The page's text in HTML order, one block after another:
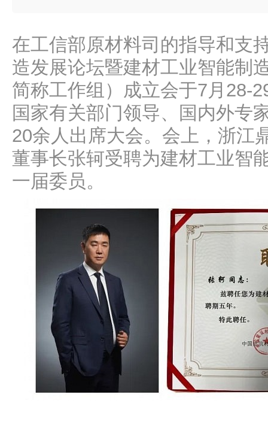
在工信部原材料司的指导和支
造发展论坛暨建材工业智能制
简称工作组）成立会于7月28-
国家有关部门领导、国内外专
20余人出席大会。会上，浙江
董事长张轲受聘为建材工业智
一届委员。